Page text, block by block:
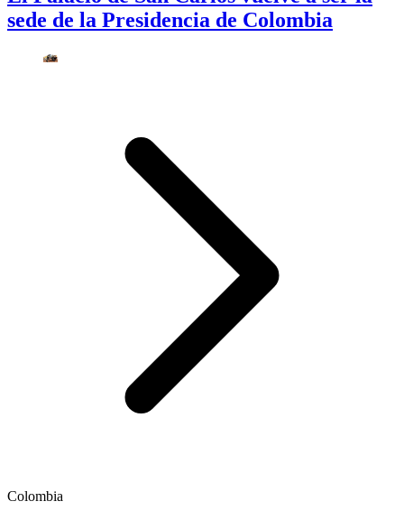
sede de la Presidencia de Colombia
Colombia